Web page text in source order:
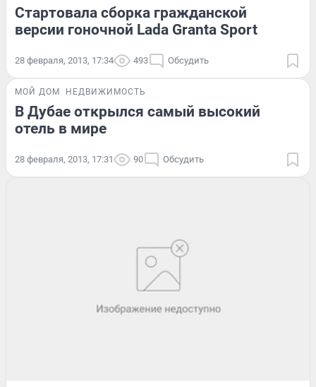
Стартовала сборка гражданской
версии гоночной Lada Granta Sport
28 февраля, 2013, 17:34 493 Обсудить
МОЙ ДОМ НЕДВИЖИМОСТЬ
В Дубае открылся самый высокий
отель в мире
28 февраля, 2013, 17:31 90 Обсудить